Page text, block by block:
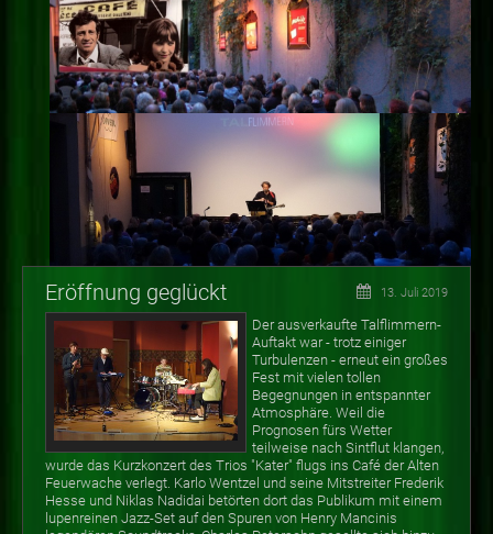
Eröffnung geglückt 13. Juli 2019
Der ausverkaufte Talflimmern-
Auftakt war - trotz einiger
Turbulenzen - erneut ein großes
Fest mit vielen tollen
Begegnungen in entspannter
Atmosphäre. Weil die
Prognosen fürs Wetter
teilweise nach Sintflut klangen,
wurde das Kurzkonzert des Trios "Kater" flugs ins Café der Alten
Feuerwache verlegt. Karlo Wentzel und seine Mitstreiter Frederik
Hesse und Niklas Nadidai betörten dort das Publikum mit einem
lupenreinen Jazz-Set auf den Spuren von Henry Mancinis